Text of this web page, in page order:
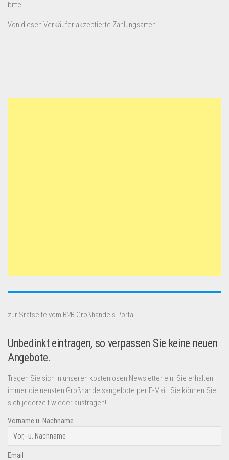
bitte.
Von diesen Verkäufer akzeptierte Zahlungsarten
zur Sratseite vom B2B Großhandels Portal
Unbedinkt eintragen, so verpassen Sie keine neuen
Angebote.
Tragen Sie sich in unseren kostenlosen Newsletter ein! Sie erhalten
immer die neusten Großhandelsangebote per E-Mail. Sie können Sie
sich jederzeit wieder austragen!
Vorname u. Nachname
Email